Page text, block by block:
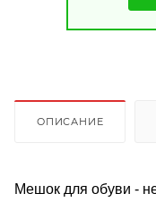
ОПИСАНИЕ
Мешок для обуви -